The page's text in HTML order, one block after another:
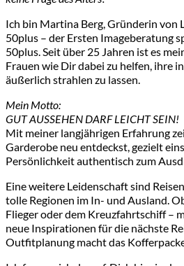
Ich bin Martina Berg, Gründerin von
50plus – der Ersten Imageberatung
50plus. Seit über 25 Jahren ist es
Frauen wie Dir dabei zu helfen, ihre
äußerlich strahlen zu lassen.
Mein Motto:
GUT AUSSEHEN DARF LEICHT SEIN!
Mit meiner langjährigen Erfahrung
Garderobe neu entdeckst, gezielt
Persönlichkeit authentisch zum
Eine weitere Leidenschaft sind
tolle Regionen im In- und Ausland.
Flieger oder dem Kreuzfahrtschiff –
neue Inspirationen für die nächste
Outfitplanung macht das